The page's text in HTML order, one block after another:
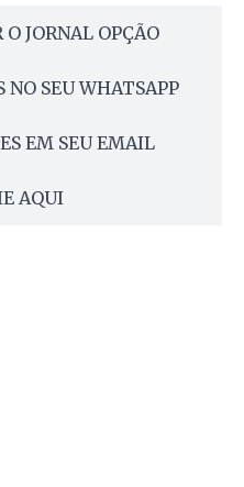
JORNAL OPÇÃO
NO SEU WHATSAPP
EM SEU EMAIL
AQUI